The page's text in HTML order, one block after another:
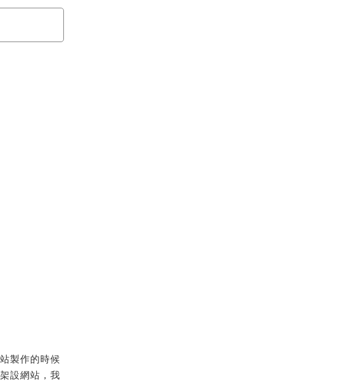
製作的時候
設網站，我